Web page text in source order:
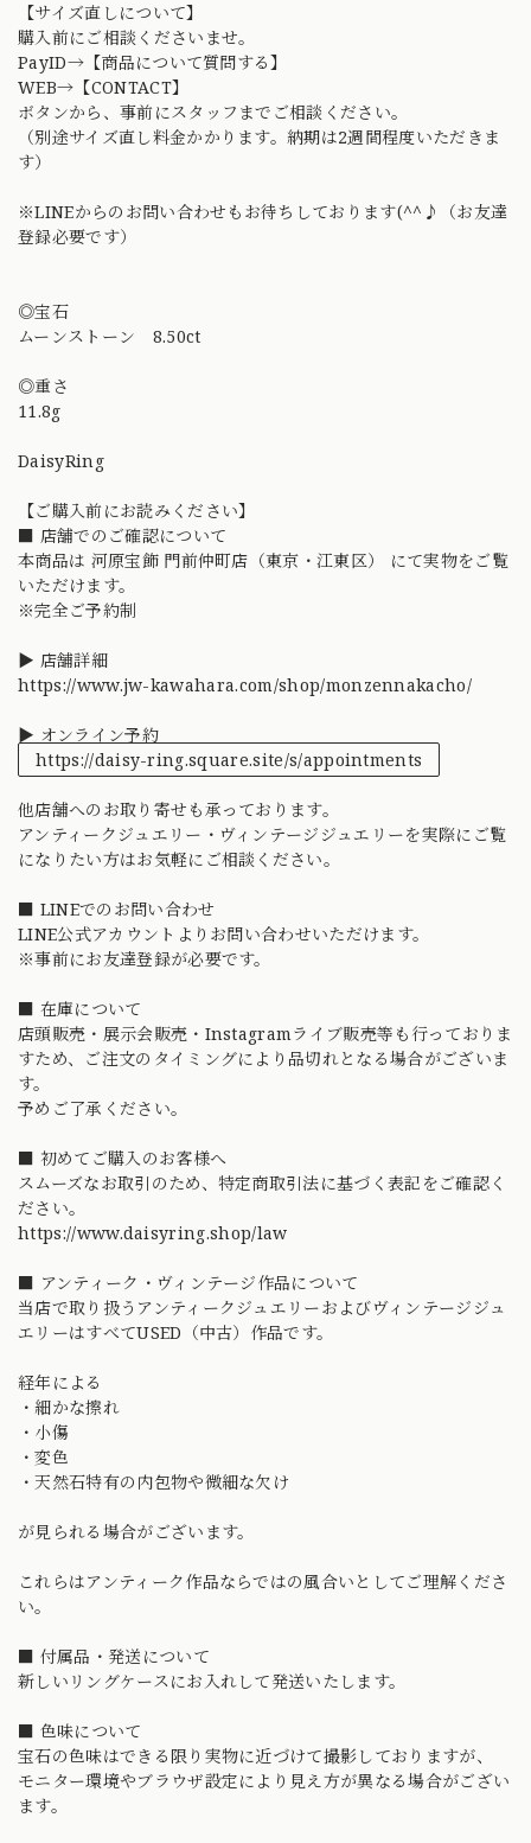
【サイズ直しについて】
購入前にご相談くださいませ。
PayID→【商品について質問する】
WEB→【CONTACT】
ボタンから、事前にスタッフまでご相談ください。
（別途サイズ直し料金かかります。納期は2週間程度いただきま
す）
※LINEからのお問い合わせもお待ちしております(^^♪（お友達
登録必要です）
◎宝石
ムーンストーン 8.50ct
◎重さ
11.8g
DaisyRing
【ご購入前にお読みください】
■ 店舗でのご確認について
本商品は 河原宝飾 門前仲町店（東京・江東区） にて実物をご覧
いただけます。
※完全ご予約制
▶ 店舗詳細
https://www.jw-kawahara.com/shop/monzennakacho/
▶ オンライン予約
https://daisy-ring.square.site/s/appointments
他店舗へのお取り寄せも承っております。
アンティークジュエリー・ヴィンテージジュエリーを実際にご覧
になりたい方はお気軽にご相談ください。
■ LINEでのお問い合わせ
LINE公式アカウントよりお問い合わせいただけます。
※事前にお友達登録が必要です。
■ 在庫について
店頭販売・展示会販売・Instagramライブ販売等も行っておりま
すため、ご注文のタイミングにより品切れとなる場合がございま
す。
予めご了承ください。
■ 初めてご購入のお客様へ
スムーズなお取引のため、特定商取引法に基づく表記をご確認く
ださい。
https://www.daisyring.shop/law
■ アンティーク・ヴィンテージ作品について
当店で取り扱うアンティークジュエリーおよびヴィンテージジュ
エリーはすべてUSED（中古）作品です。
経年による
・細かな擦れ
・小傷
・変色
・天然石特有の内包物や微細な欠け
が見られる場合がございます。
これらはアンティーク作品ならではの風合いとしてご理解くださ
い。
■ 付属品・発送について
新しいリングケースにお入れして発送いたします。
■ 色味について
宝石の色味はできる限り実物に近づけて撮影しておりますが、
モニター環境やブラウザ設定により見え方が異なる場合がござい
ます。